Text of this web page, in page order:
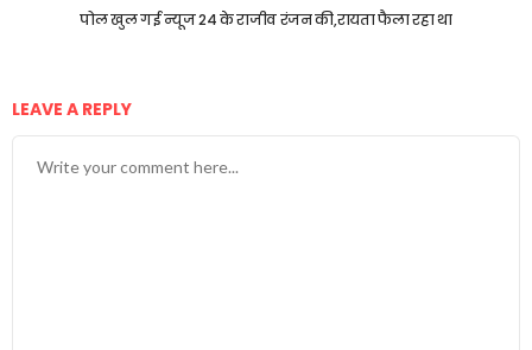
पोल खुल गई न्यूज 24 के राजीव रंजन की,रायता फैला रहा था
LEAVE A REPLY